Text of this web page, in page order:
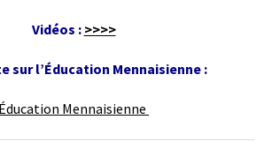
Vidéos : >>>>
sur l’Éducation Mennaisienne :
Éducation Mennaisienne